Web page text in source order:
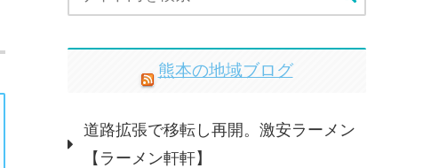
熊本の地域ブログ
道路拡張で移転し再開。激安ラーメン
【ラーメン軒軒】